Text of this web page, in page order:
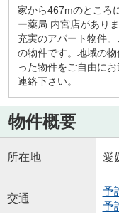
家から467mのところ
ー薬局 内宮店があり
充実のアパート物件
の物件です。地域の
った物件をご自由に
連絡下さい。
物件概要
所在地 愛
交通
予
予